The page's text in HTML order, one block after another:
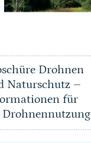
Drohnen
Naturschutz –
für
Drohnennutzung